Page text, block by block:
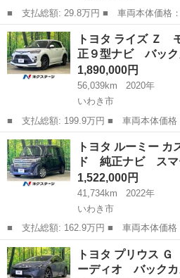
■ 支払総額: 29.8万円 ■ 車両本体価格： 216,000 円 ■ メーカー
名： トヨタ ■ 車種名： ヴィッツ ■
ドＩＩ ＣＤ再生／ＡＵＸ／ラジオ再生／
タート／スペ...
宮城 石巻市 ヴィッツ
トヨタ ライズ Ｚ
正９型ナビ バッ
1,890,000円
56,039km
2020年
いわき市
■ 支払総額: 199.9万円 ■ 車両本体価格： 1,890,000 円 ■ メーカ
ー名： トヨタ ■ 車種名： ライズ ■
スタフルエアロ 純正９型ナビ バック
ンス レ...
福島 いわき市 トヨタ
トヨタ ルーミー
ド 純正ナビ ス
1,522,000円
41,734km
2022年
いわき市
■ 支払総額: 162.9万円 ■ 車両本体価格： 1,522,000 円 ■ メーカ
ー名： トヨタ ■ 車種名： ルーミー
Ｇ 両側電動スライド 純正ナビ スマ
ーズ 禁...
福島 いわき市 トヨタ
トヨタ プリウス
ーディオ バック